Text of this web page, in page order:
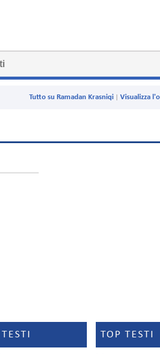
Visualizza
Tutto su Ramadan Krasniqi
TOP TESTI